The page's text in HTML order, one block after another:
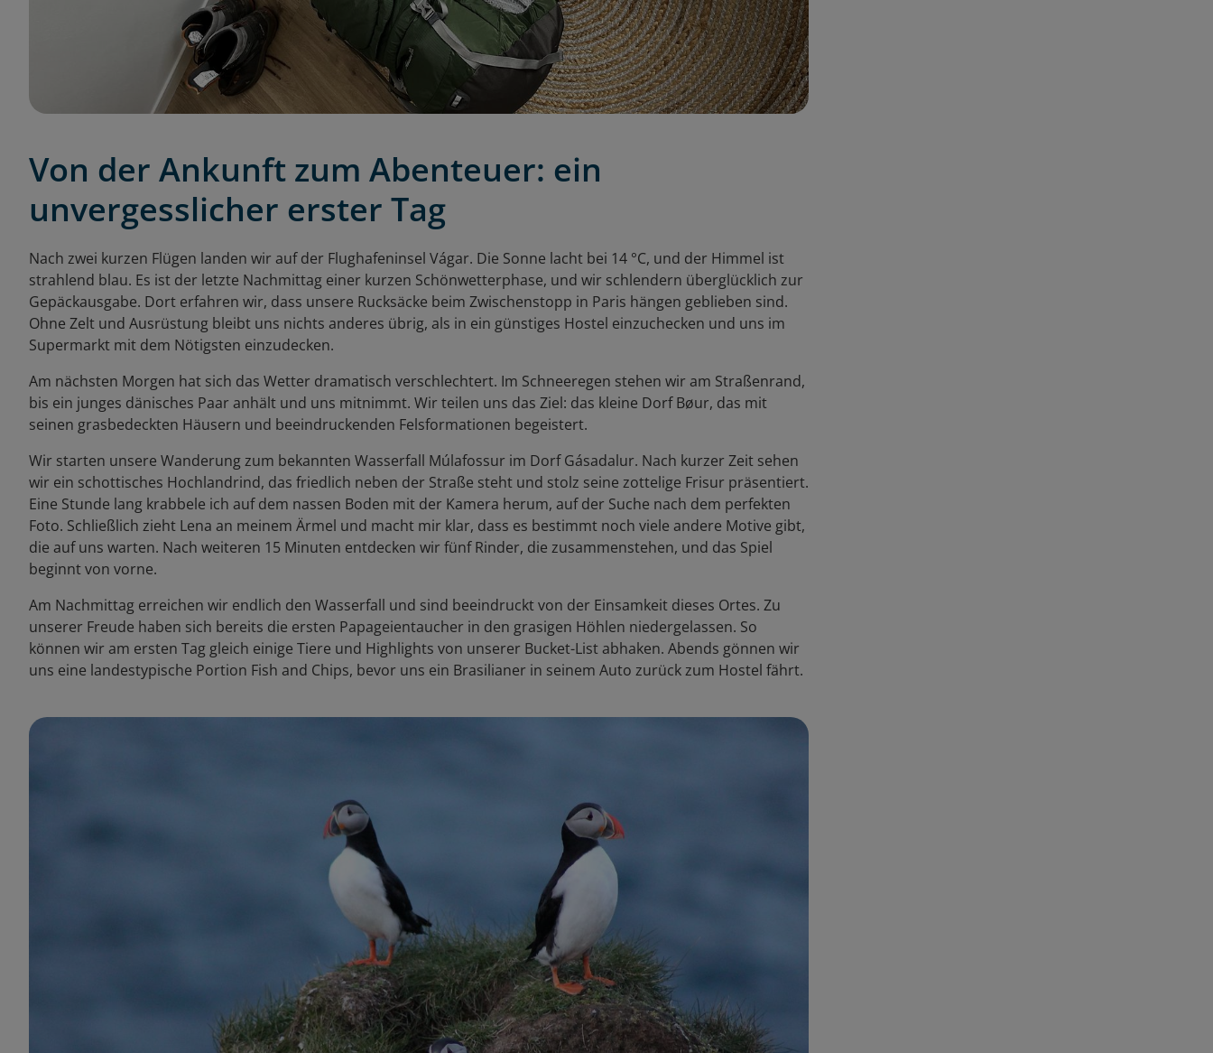
Von der Ankunft zum Abenteuer: ein
unvergesslicher erster Tag
Nach zwei kurzen Flügen landen wir auf der Flughafeninsel Vágar. Die Sonne lacht bei 14 °C, und der Himmel ist
strahlend blau. Es ist der letzte Nachmittag einer kurzen Schönwetterphase, und wir schlendern überglücklich zur
Gepäckausgabe. Dort erfahren wir, dass unsere Rucksäcke beim Zwischenstopp in Paris hängen geblieben sind.
Ohne Zelt und Ausrüstung bleibt uns nichts anderes übrig, als in ein günstiges Hostel einzuchecken und uns im
Supermarkt mit dem Nötigsten einzudecken.
Am nächsten Morgen hat sich das Wetter dramatisch verschlechtert. Im Schneeregen stehen wir am Straßenrand,
bis ein junges dänisches Paar anhält und uns mitnimmt. Wir teilen uns das Ziel: das kleine Dorf Bøur, das mit
seinen grasbedeckten Häusern und beeindruckenden Felsformationen begeistert.
Wir starten unsere Wanderung zum bekannten Wasserfall Múlafossur im Dorf Gásadalur. Nach kurzer Zeit sehen
wir ein schottisches Hochlandrind, das friedlich neben der Straße steht und stolz seine zottelige Frisur präsentiert.
Eine Stunde lang krabbele ich auf dem nassen Boden mit der Kamera herum, auf der Suche nach dem perfekten
Foto. Schließlich zieht Lena an meinem Ärmel und macht mir klar, dass es bestimmt noch viele andere Motive gibt,
die auf uns warten. Nach weiteren 15 Minuten entdecken wir fünf Rinder, die zusammenstehen, und das Spiel
beginnt von vorne.
Am Nachmittag erreichen wir endlich den Wasserfall und sind beeindruckt von der Einsamkeit dieses Ortes. Zu
unserer Freude haben sich bereits die ersten Papageientaucher in den grasigen Höhlen niedergelassen. So
können wir am ersten Tag gleich einige Tiere und Highlights von unserer Bucket-List abhaken. Abends gönnen wir
uns eine landestypische Portion Fish and Chips, bevor uns ein Brasilianer in seinem Auto zurück zum Hostel fährt.